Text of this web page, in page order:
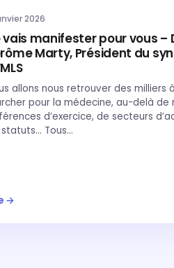
2026
vais manifester pour vous –
Marty, Président du
allons nous retrouver des milliers à
pour la médecine, au-delà de
d’exercice, de secteurs
Tous…
→